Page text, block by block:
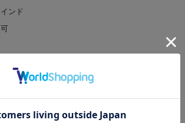
インド
可
可